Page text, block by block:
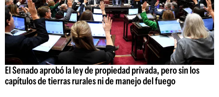
El Senado aprobó la ley de propiedad privada, pero sin los
capítulos de tierras rurales ni de manejo del fuego